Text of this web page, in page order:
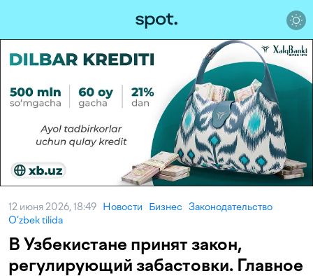
12 июня 2026, 18:49 Новости Бизнес Законодательство
O‘zbek tilida
В Узбекистане принят закон,
регулирующий забастовки. Главное